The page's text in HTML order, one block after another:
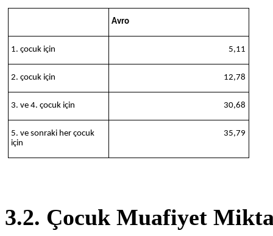
Avro
1. çocuk için 5,11
2. çocuk için 12,78
3. ve 4. çocuk için 30,68
5. ve sonraki her çocuk
için
35,79
3.2. Çocuk Muafiyet